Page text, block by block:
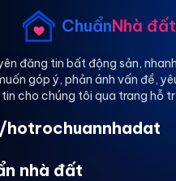
ChuẩnNhà đất
đăng tin bất động sản,
góp ý, phản ánh vấn đề,
tin cho chúng tôi qua trang hỗ
nhà đất